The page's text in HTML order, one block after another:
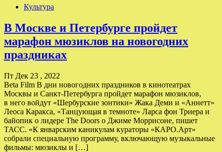
Культура
В Москве и Петербурге пройдет
марафон мюзиклов на новогодних
праздниках
Пт Дек 23 , 2022
Beta Film В дни новогодних праздников в кинотеатрах
Москвы и Санкт-Петербурга пройдет марафон мюзиклов,
в него войдут «Шербурские зонтики» Жака Деми и «Аннетт»
Леоса Каракса, «Танцующая в темноте» Ларса фон Триера и
байопик о лидере The Doors о Джиме Моррисоне, пишет
ТАСС. «К январским каникулам кураторы «КАРО.Арт»
собрали специальную программу, включающую музыкальные
фильмы: мюзиклы и […]